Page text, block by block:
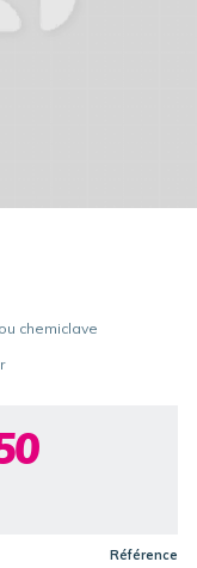
chemiclave
Référence